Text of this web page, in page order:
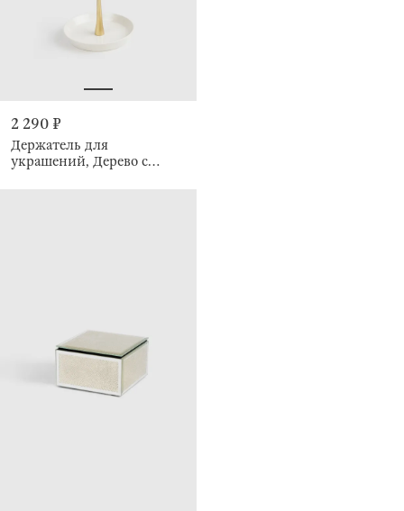
2 290 ₽
Держатель для
украшений, Дерево с